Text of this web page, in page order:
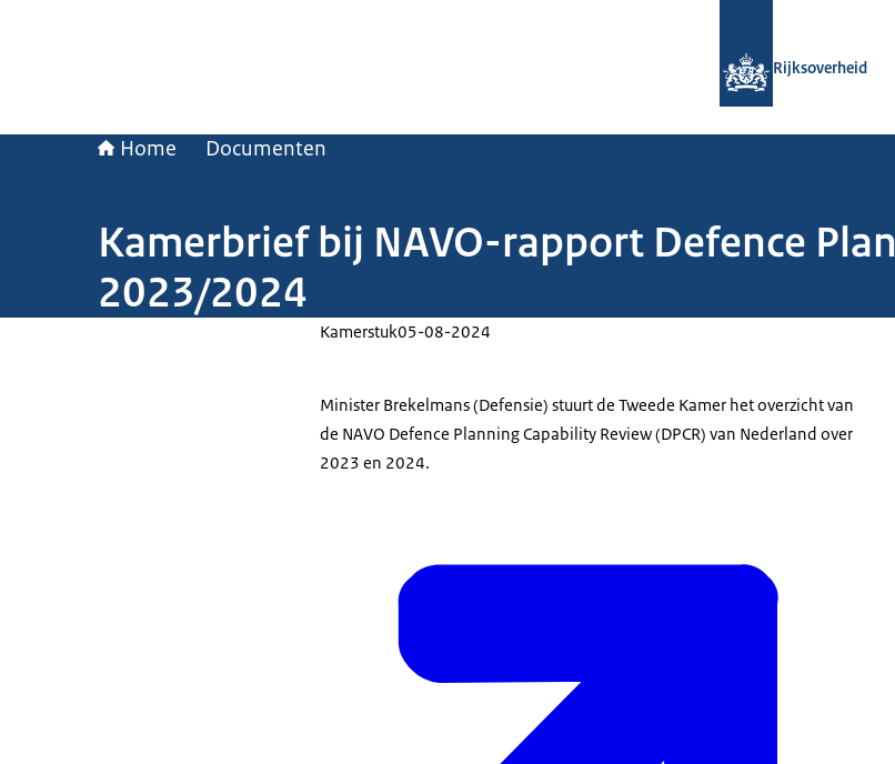
Rijksoverheid
Home Documenten
Kamerbrief bij NAVO-rapport Defence
2023/2024
Kamerstuk05-08-2024
Minister Brekelmans (Defensie) stuurt de Tweede Kamer het overzicht van
de NAVO Defence Planning Capability Review (DPCR) van Nederland over
2023 en 2024.